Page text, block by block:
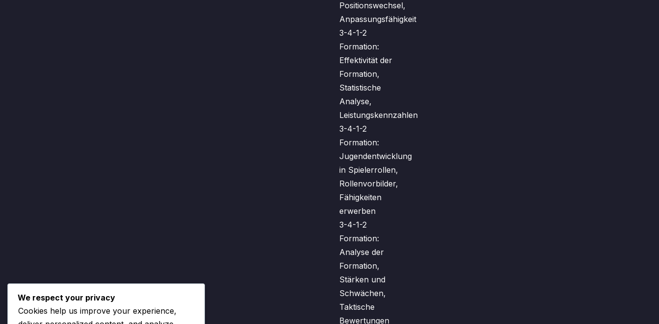
Positionswechsel,
Anpassungsfähigkeit
3-4-1-2
Formation:
Effektivität der
Formation,
Statistische
Analyse,
Leistungskennzahlen
3-4-1-2
Formation:
Jugendentwicklung
in Spielerrollen,
Rollenvorbilder,
Fähigkeiten
erwerben
3-4-1-2
Formation:
Analyse der
Formation,
Stärken und
Schwächen,
Taktische
Bewertungen
We respect your privacy
Cookies help us improve your experience,